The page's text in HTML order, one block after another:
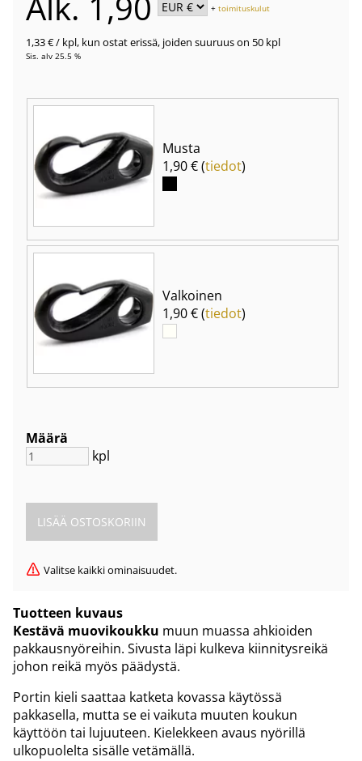
+toimituskulut
1,33 €/ kpl, kun ostat erissä, joiden suuruus on 50 kpl
Sis. alv 25.5 %
Musta
1,90 € (tiedot)
Valkoinen
1,90 € (tiedot)
Määrä
kpl
Valitse kaikki ominaisuudet.
Tuotteen kuvaus
Kestävä muovikoukku muun muassa ahkioiden
pakkausnyöreihin. Sivusta läpi kulkeva kiinnitysreikä
johon reikä myös päädystä.
Portin kieli saattaa katketa kovassa käytössä
pakkasella, mutta se ei vaikuta muuten koukun
käyttöön tai lujuuteen. Kielekkeen avaus nyörillä
ulkopuolelta sisälle vetämällä.